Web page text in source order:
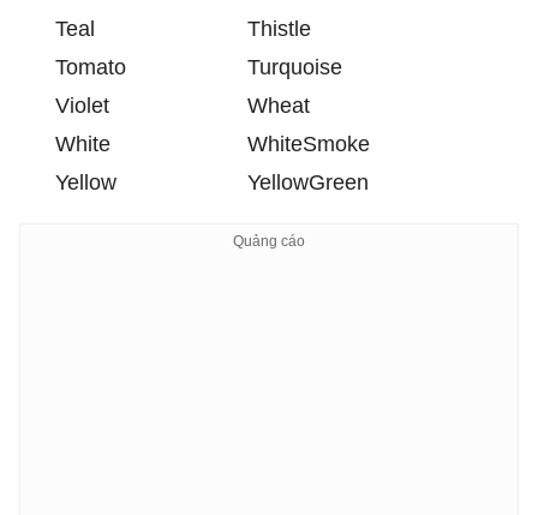
Teal
Thistle
Tomato
Turquoise
Violet
Wheat
White
WhiteSmoke
Yellow
YellowGreen